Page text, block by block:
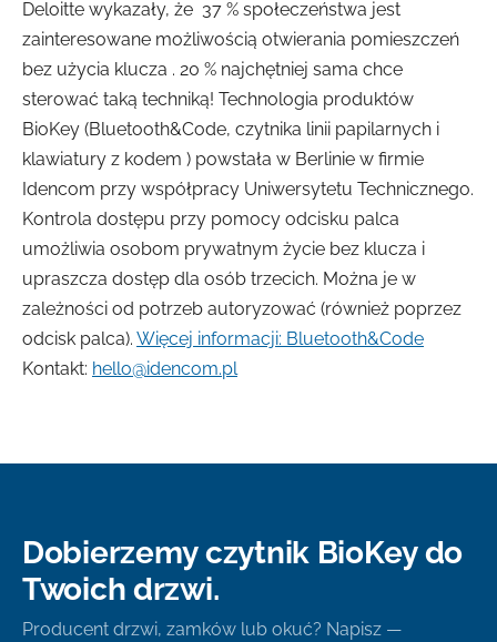
Deloitte wykazały, że 37 % społeczeństwa jest
zainteresowane możliwością otwierania pomieszczeń
bez użycia klucza . 20 % najchętniej sama chce
sterować taką techniką! Technologia produktów
BioKey (Bluetooth&Code, czytnika linii papilarnych i
klawiatury z kodem ) powstała w Berlinie w firmie
Idencom przy współpracy Uniwersytetu Technicznego.
Kontrola dostępu przy pomocy odcisku palca
umożliwia osobom prywatnym życie bez klucza i
upraszcza dostęp dla osób trzecich. Można je w
zależności od potrzeb autoryzować (również poprzez
odcisk palca). Więcej informacji: Bluetooth&Code
Kontakt: hello@idencom.pl
Dobierzemy czytnik BioKey do
Twoich drzwi.
Producent drzwi, zamków lub okuć? Napisz —